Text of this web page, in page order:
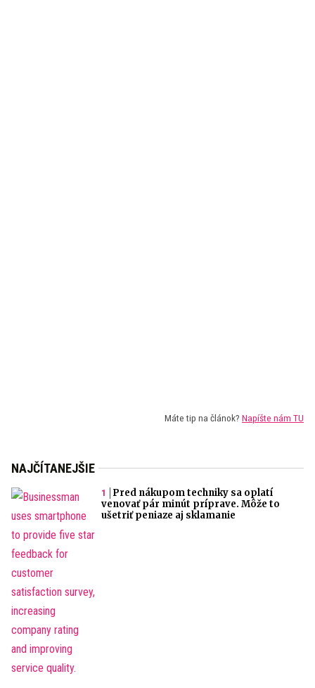
Máte tip na článok? Napíšte nám TU
NAJČÍTANEJŠIE
Pred nákupom techniky sa oplatí
venovať pár minút príprave. Môže to
ušetriť peniaze aj sklamanie